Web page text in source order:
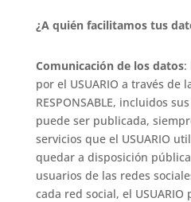
¿A quién facilitamos tus
Comunicación de los datos:
por el USUARIO a través de
RESPONSABLE, incluidos
puede ser publicada,
servicios que el USUARIO
quedar a disposición
usuarios de las redes
cada red social, el